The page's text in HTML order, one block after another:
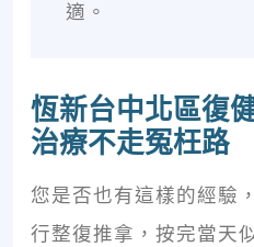
適。
恆新台中北區復
治療不走冤枉路
您是否也有這樣的經驗
行整復推拿，按完當天